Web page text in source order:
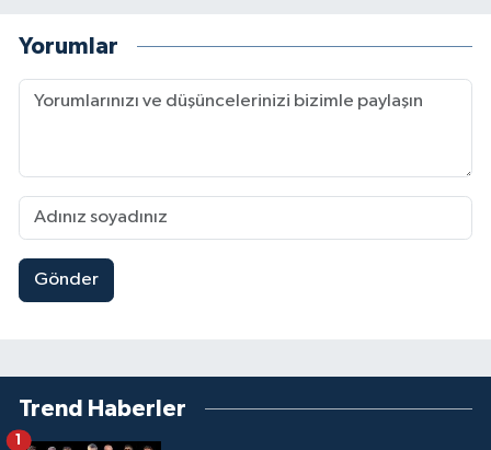
Yorumlar
Gönder
Trend Haberler
1